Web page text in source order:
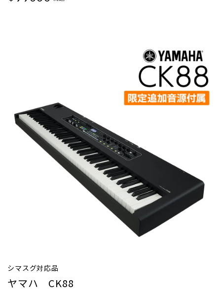
シマスグ対応品
ヤマハ CK88